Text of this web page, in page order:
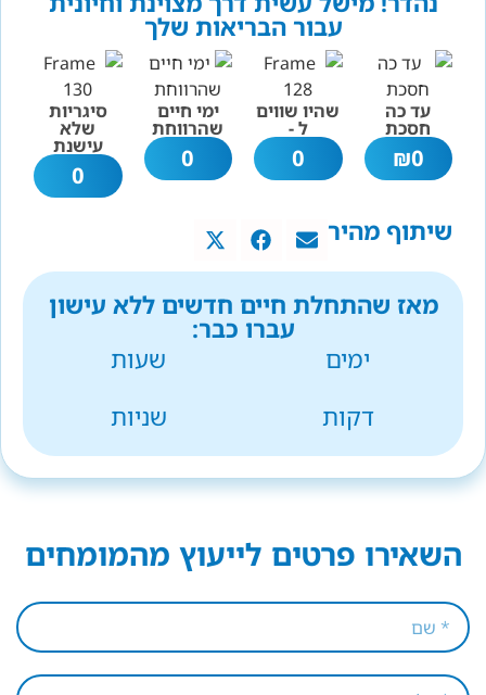
עבור הבריאות שלך
עד כה
חסכת
0
₪
שהיו שווים
ל -
0
ימי חיים
שהרווחת
0
סיגריות
שלא
עישנת
0
שיתוף מהיר
מאז שהתחלת חיים חדשים ללא עישון
עברו כבר:
ימים
שעות
דקות
שניות
השאירו פרטים לייעוץ מהמומחים